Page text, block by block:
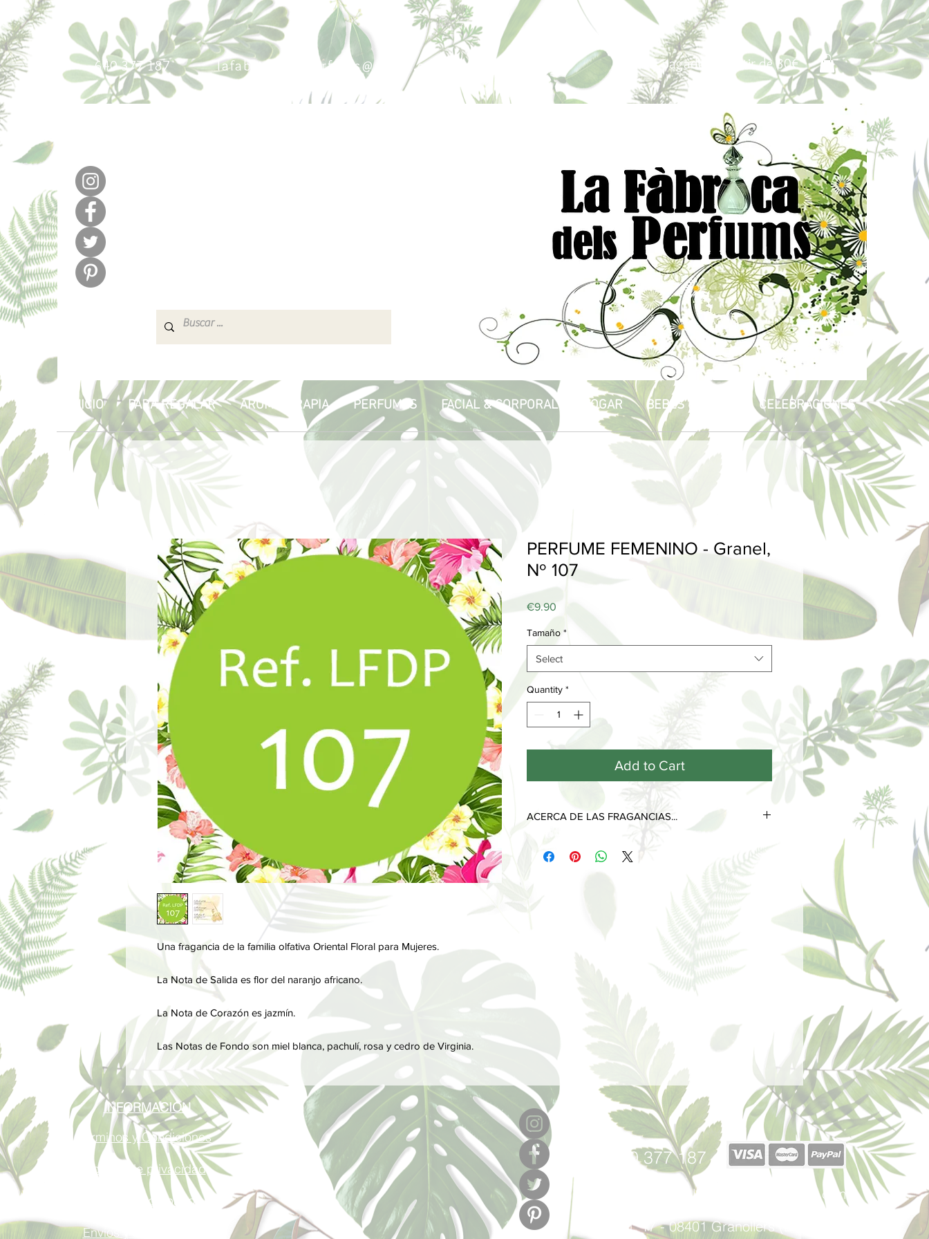
640 377 187
lafabricadelsperfums@gmail.co
m
Portes pagados a partir de 80€
INICIO PARA REGALAR AROMATERAPIA PERFUMES FACIAL & CORPORAL HOGAR BEBÉS & NIÑOS CELEBRACIONES
Una fragancia de la familia olfativa Oriental Floral para Mujeres.
La Nota de Salida es flor del naranjo africano.
La Nota de Corazón es jazmín.
Las Notas de Fondo son miel blanca, pachulí, rosa y cedro de Virginia.
PERFUME FEMENINO - Granel,
Nº 107
€9.90
Tamaño *
Select
Quantity *
Add to Cart
ACERCA DE LAS FRAGANCIAS...
desprenden a lo largo de su ciclo de vida.
INFORMACIÓN
Términos y Condiciones
Política de privacidad
Métodos de pago
Envíos y Devoluciones
640 377 187
lafabricadelsperfums@gmail.com
C/ Museu, 17 - 08401 Granollers (Barcelona)